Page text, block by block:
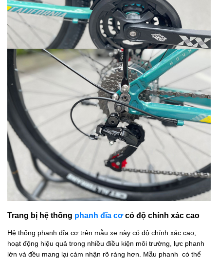
Trang bị hệ thống phanh đĩa cơcó độ chính xác cao
Hệ thống phanh đĩa cơ trên mẫu xe này có độ chính xác cao,
hoạt động hiệu quả trong nhiều điều kiện môi trường, lực phanh
lớn và đều mang lại cảm nhận rõ ràng hơn. Mẫu phanh có thể